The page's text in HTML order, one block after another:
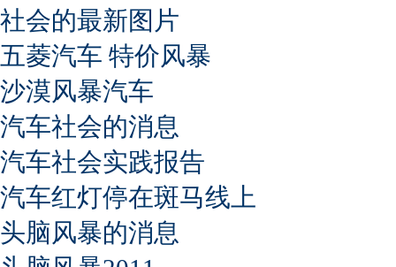
社会的最新图片
五菱汽车 特价风暴
沙漠风暴汽车
汽车社会的消息
汽车社会实践报告
汽车红灯停在斑马线上
头脑风暴的消息